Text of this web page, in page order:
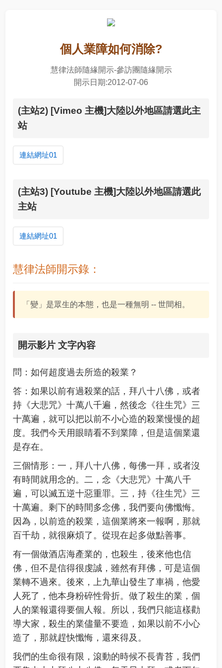
個人業障如何消除?
慧律法師隨緣開示-參訪團隨緣開示
開示日期:2012-07-06
(主站2) [Vimeo 主機]大陸以外地區請選此主
站
連結網址01
(主站3) [Youtube 主機]大陸以外地區請選此
主站
連結網址01
慧律法師開示錄：
「變」是眾生的本態，也是一種無明 -- 世間相。
開示影片 文字內容
問：如何超度過去所造的殺業？
答：如果以前有過殺業的話，拜八十八佛，或者
持《大悲咒》十萬八千遍，然後念《往生咒》三
十萬遍，就可以把以前不小心造的殺業慢慢的超
度。我們今天用眼睛看不到業障，但是這個業還
是存在。
三個情形：一，拜八十八佛，每佛一拜，或者沒
有時間就用念的。二，念《大悲咒》十萬八千
遍，可以滅五逆十惡重罪。三，持《往生咒》三
十萬遍。剩下的時間多念佛，我們要向佛懺悔。
因為，以前造的殺業，這個業將來一報啊，那就
百千劫，就很麻煩了。從現在起多做點善事。
有一個做酒店海產業的，也殺生，後來他也信
佛，但不是信得很虔誠，雖然有拜佛，可是這個
業轉不過來。後來，上九華山發生了車禍，他愛
人死了，他本身粉碎性骨折。做了殺生的業，個
人的業報還得要個人報。所以，我們只能這樣勸
導大家，殺生的業儘量不要造，如果以前不小心
造了，那就趕快懺悔，還來得及。
我們的生命很有限，滾動的時候不長青苔，我們